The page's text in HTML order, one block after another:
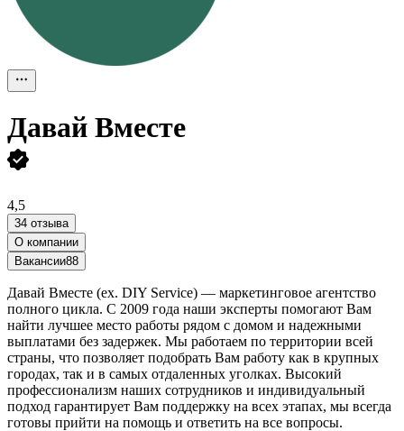
Давай Вместе
4,5
34 отзыва
О компании
Вакансии88
Давай Вместе (ex. DIY Service) — маркетинговое агентство
полного цикла. С 2009 года наши эксперты помогают Вам
найти лучшее место работы рядом с домом и надежными
выплатами без задержек. Мы работаем по территории всей
страны, что позволяет подобрать Вам работу как в крупных
городах, так и в самых отдаленных уголках. Высокий
профессионализм наших сотрудников и индивидуальный
подход гарантирует Вам поддержку на всех этапах, мы всегда
готовы прийти на помощь и ответить на все вопросы.